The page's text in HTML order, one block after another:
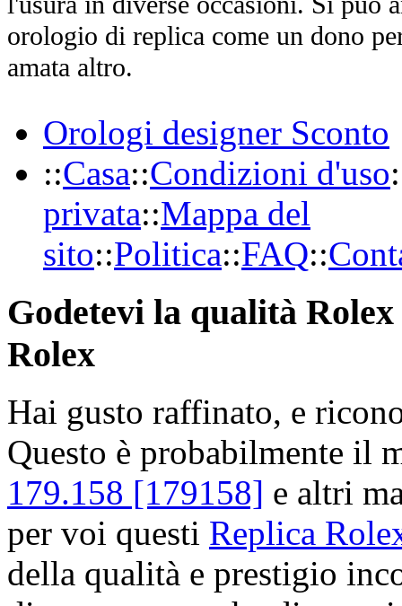
orologio di replica come un dono
amata altro.
Orologi designer Sconto
::Casa::Condizioni d'uso
privata::Mappa del
sito::Politica::FAQ::
Godetevi la qualità
Rolex
Hai gusto raffinato, e
Questo è probabilmente il
179.158 [179158] e altri
per voi questi Replica
della qualità e prestigio